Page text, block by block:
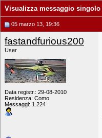
Visualizza messaggio singolo
05 marzo 13, 19:36
fastandfurious200
User
Data registr.: 29-08-2010
Residenza: Como
Messaggi: 1.224